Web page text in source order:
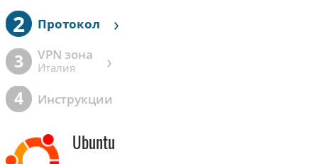
2 Протокол ›
3 VPN зона
Италия ›
4 Инструкции
Ubuntu